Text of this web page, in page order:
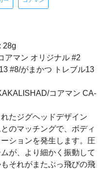
28g
アマン オリジナル #2
#8/がまかつ トレブル13
コアマン CA-
たジグヘッドデザイン
のマッチングで、ボディ
ションを発生します。圧
が、より細かく振動して
それがまたぶっ飛びの飛